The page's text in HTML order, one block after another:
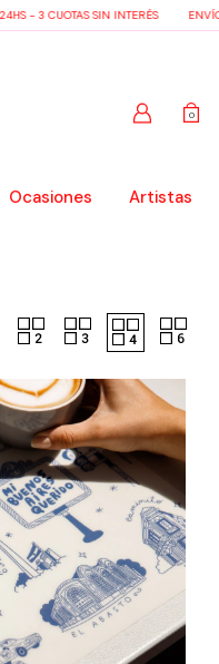
SIN INTERÉS ENVÍOS
0
Ocasiones Artistas